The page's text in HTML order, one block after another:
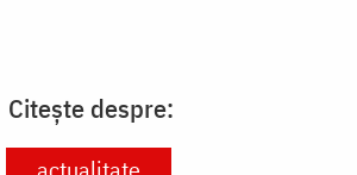
Citește despre: